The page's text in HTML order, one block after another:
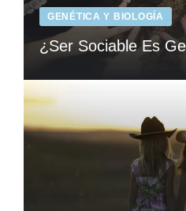
GENÉTICA Y BIOLOGÍA
¿Ser Sociable Es